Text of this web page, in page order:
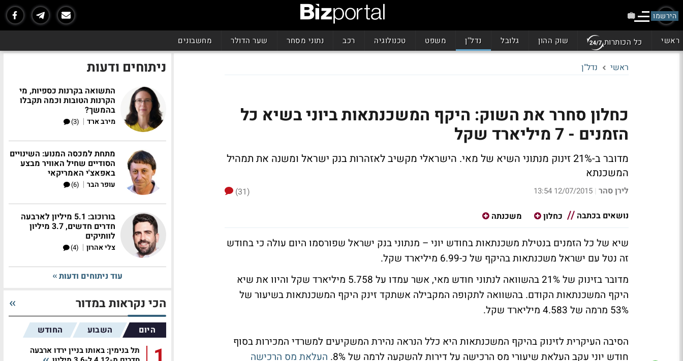
הירשמו
ראשי כל הכותרות שוק ההון גלובל נדל"ן משפט טכנולוגיה רכב נתוני מסחר שער הדולר מחשבונים
ראשי נדל"ן
כחלון סחרר את השוק: היקף המשכנתאות ביוני בשיא כל
הזמנים - 7 מיליארד שקל
מדובר ב-21% זינוק מנתוני השיא של מאי. הישראלי מקשיב לאזהרות בנק ישראל ומשנה את תמהיל
המשכנתא
לירן סהר |
12/07/2015 13:54
(31)
נושאים בכתבה
כחלון משכנתה
שיא של כל הזמנים בנטילת משכנתאות בחודש יוני – מנתוני בנק ישראל שפורסמו היום עולה כי בחודש
זה נטל עם ישראל משכנתאות בהיקף של כ-6.99 מיליארד שקל.
מדובר בזינוק של 21% בהשוואה לנתוני חודש מאי, אשר עמדו על 5.758 מיליארד שקל והיוו את שיא
היקף המשכנתאות הקודם. בהשוואה לתקופה המקבילה אשתקד זינק היקף המשכנתאות בשיעור של
53% מרמה של 4.583 מיליארד שקל.
הסיבה העיקרית לזינוק בהיקף המשכנתאות היא כלל הנראה נהירת המשקיעים למשרדי המכירות בסוף
חודש יוני עקב העלאת שיעורי מס הרכישה על דירות להשקעה לרמה של 8%.
העלאת מס הרכישה
ניתוחים ודעות
התשואה בקרנות כספיות, מי
הקרנות הטובות וכמה תקבלו
בהמשך?
מירב ארד |
(3)
מתחת למכסה המנוע: השינויים
הסודיים שחיל האוויר מבצע
באפאצ'י האמריקאי
עופר הבר |
(6)
בורוכוב: 5.1 מיליון לארבעה
חדרים חדשים, 3.7 מיליון
לוותיקים
צלי אהרון |
(4)
עוד ניתוחים ודעות
הכי נקראות במדור
היום השבוע החודש
תל בנימין: באותו בניין ירדו ארבעה